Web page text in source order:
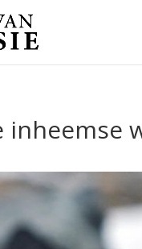
inheemse